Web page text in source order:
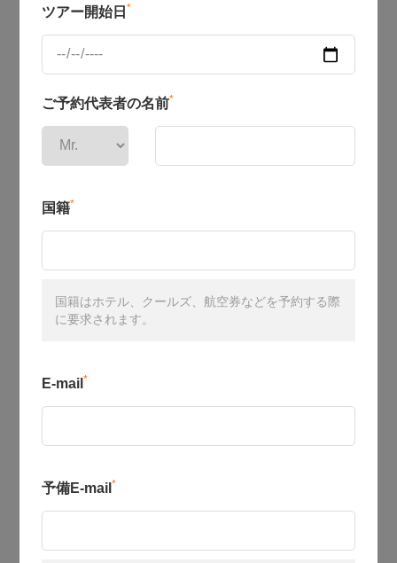
ツアー開始日 *
ご予約代表者の名前*
国籍*
国籍はホテル、クールズ、航空券などを予約する際
に要求されます。
E-mail *
予備E-mail *